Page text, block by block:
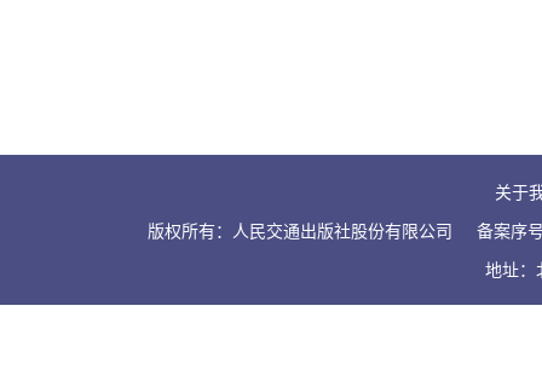
关于
版权所有：人民交通出版社股份有限公司
备案序
地址：